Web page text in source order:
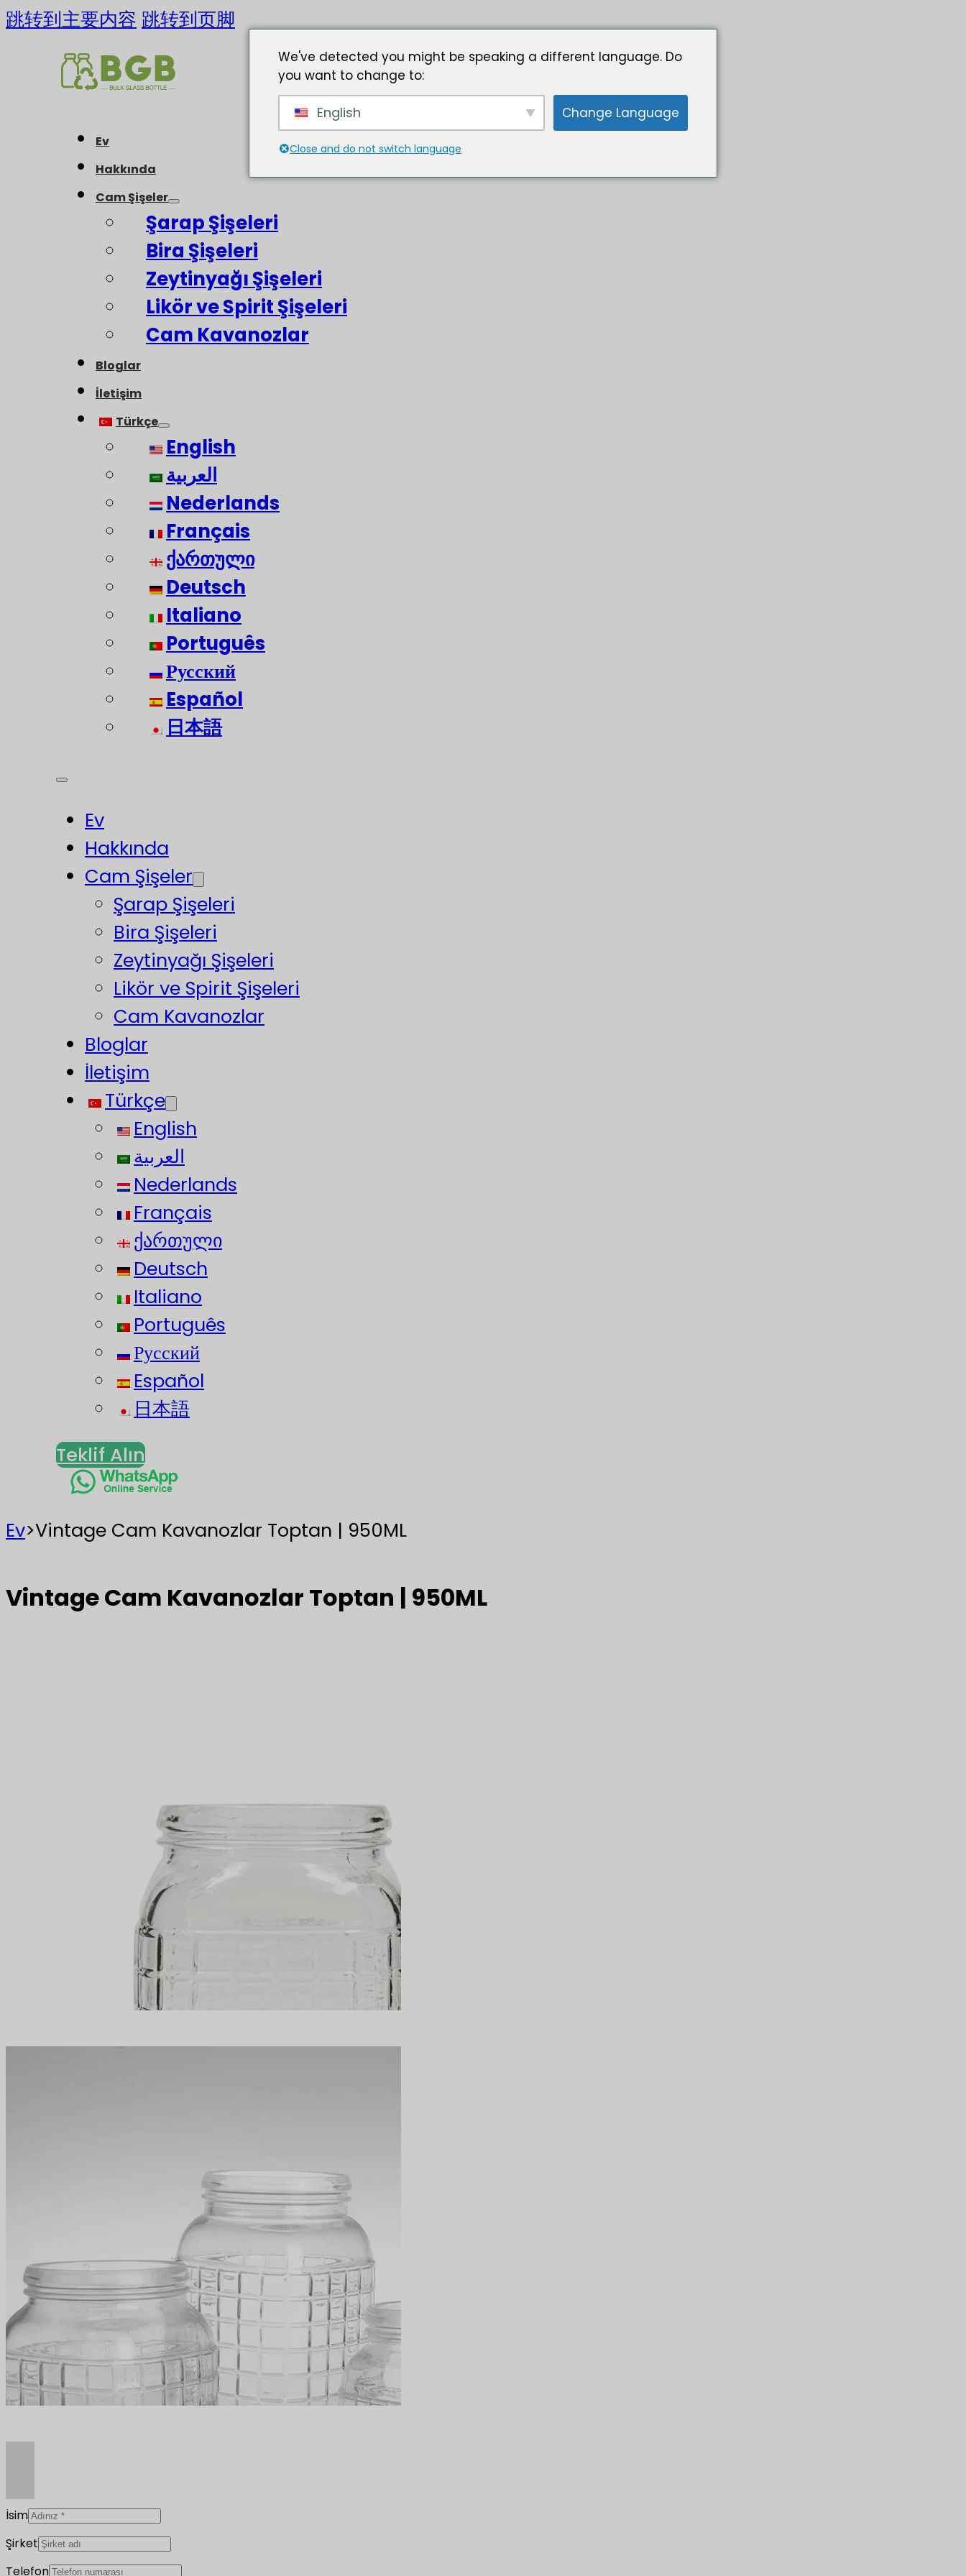
跳转到主要内容 跳转到页脚
Ev
Hakkında
Cam Şişeler
Şarap Şişeleri
Bira Şişeleri
Zeytinyağı Şişeleri
Likör ve Spirit Şişeleri
Cam Kavanozlar
Bloglar
İletişim
Türkçe
English
العربية
Nederlands
Français
ქართული
Deutsch
Italiano
Português
Русский
Español
日本語
Ev
Hakkında
Cam Şişeler
Şarap Şişeleri
Bira Şişeleri
Zeytinyağı Şişeleri
Likör ve Spirit Şişeleri
Cam Kavanozlar
Bloglar
İletişim
Türkçe
English
العربية
Nederlands
Français
ქართული
Deutsch
Italiano
Português
Русский
Español
日本語
Teklif Alın
Ev>Vintage Cam Kavanozlar Toptan | 950ML
Vintage Cam Kavanozlar Toptan | 950ML
İsim
Şirket
Telefon
We've detected you might be speaking a different language. Do
you want to change to:
English Change Language
Close and do not switch language